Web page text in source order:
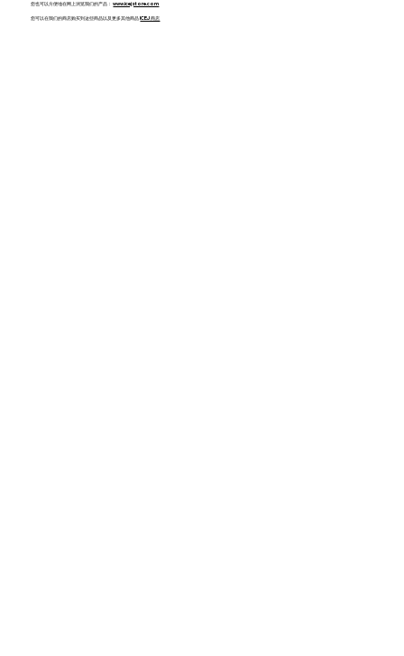
您也可以方便地在网上浏览我们的产品：www.icejstore.com
您可以在我们的商店购买到这些商品以及更多其他商品 ICEJ 商店